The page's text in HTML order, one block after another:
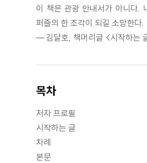
이 책은 관광 안내서가 아니다.
퍼즐의 한 조각이 되길 소망한다.
― 김달호, 책머리글 <시작하는
목차
저자 프로필
시작하는 글
차례
본문